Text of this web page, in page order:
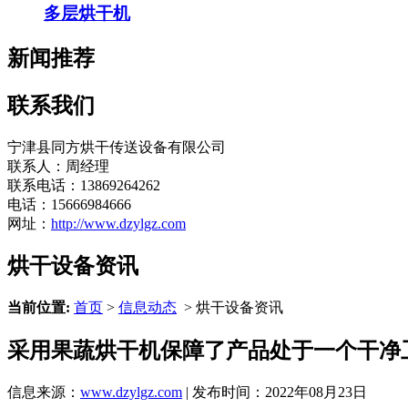
多层烘干机
新闻推荐
联系我们
宁津县同方烘干传送设备有限公司
联系人：周经理
联系电话：13869264262
电话：15666984666
网址： http://www.dzylgz.com
烘干设备资讯
当前位置: 首页 > 信息动态 > 烘干设备资讯
采用果蔬烘干机保障了产品处于一个干净
信息来源： www.dzylgz.com | 发布时间：2022年08月23日